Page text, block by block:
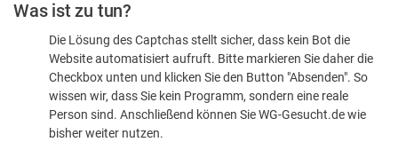
sind
Was ist zu tun?
Die Lösung des Captchas stellt sicher, dass kein Bot die
Website automatisiert aufruft. Bitte markieren Sie daher die
Checkbox unten und klicken Sie den Button "Absenden". So
wissen wir, dass Sie kein Programm, sondern eine reale
Person sind. Anschließend können Sie WG-Gesucht.de wie
bisher weiter nutzen.